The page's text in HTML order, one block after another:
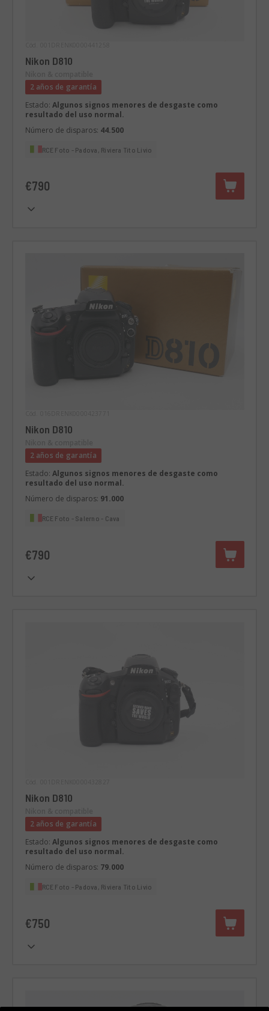
Nikon D810
2 años de garantía
Estado: Algunos signos menores de desgaste como
resultado del uso normal.
Número de disparos: 44.500
RCE Foto - Padova, Riviera Tito Livio
€790
Nikon D810
2 años de garantía
Estado: Algunos signos menores de desgaste como
resultado del uso normal.
Número de disparos: 91.000
RCE Foto - Salerno - Cava
€790
Nikon D810
2 años de garantía
Estado: Algunos signos menores de desgaste como
resultado del uso normal.
Número de disparos: 79.000
RCE Foto - Padova, Riviera Tito Livio
€750